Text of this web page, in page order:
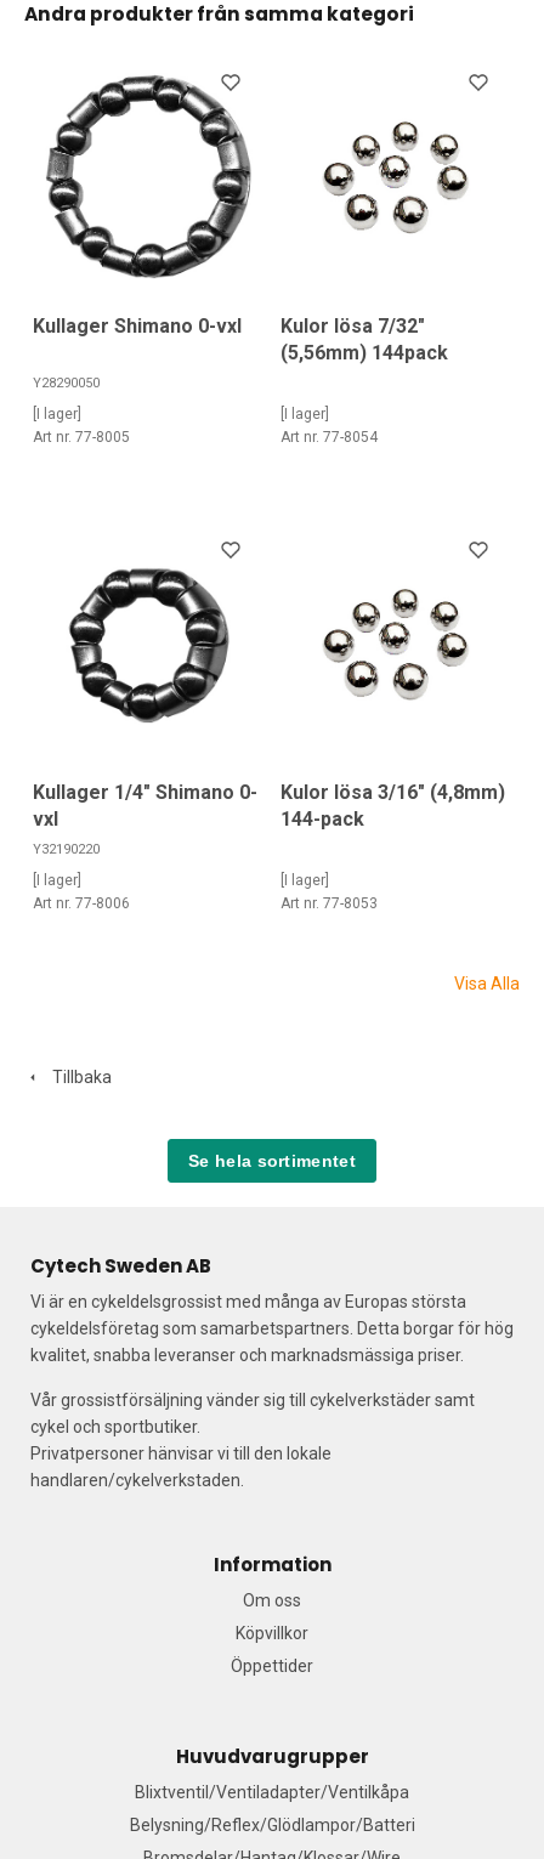
Andra produkter från samma kategori
Kullager Shimano 0-vxl
Y28290050
[I lager]
Art nr. 77-8005
Kulor lösa 7/32"
(5,56mm) 144pack
[I lager]
Art nr. 77-8054
Kullager 1/4" Shimano 0-
vxl
Y32190220
[I lager]
Art nr. 77-8006
Kulor lösa 3/16" (4,8mm)
144-pack
[I lager]
Art nr. 77-8053
Visa Alla
Tillbaka
Se hela sortimentet
Cytech Sweden AB
Vi är en cykeldelsgrossist med många av Europas största
cykeldelsföretag som samarbetspartners. Detta borgar för hög
kvalitet, snabba leveranser och marknadsmässiga priser.
Vår grossistförsäljning vänder sig till cykelverkstäder samt
cykel och sportbutiker.
Privatpersoner hänvisar vi till den lokale
handlaren/cykelverkstaden.
Information
Om oss
Köpvillkor
Öppettider
Huvudvarugrupper
Blixtventil/Ventiladapter/Ventilkåpa
Belysning/Reflex/Glödlampor/Batteri